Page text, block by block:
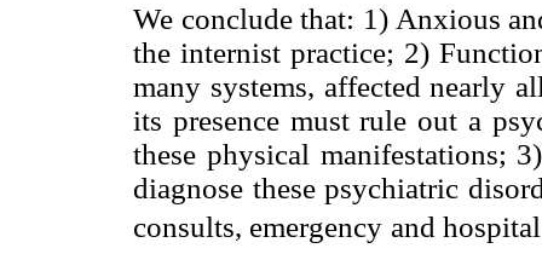
We conclude that: 1) Anxious
the internist practice; 2)
many systems, affected nearly
its presence must rule out a
these physical manifestations;
diagnose these psychiatric
consults, emergency and